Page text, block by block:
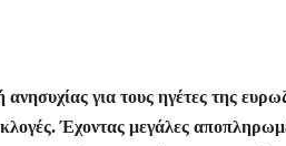
για τους ηγέτες της
Έχοντας μεγάλες